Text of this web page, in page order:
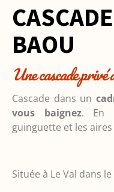
BAOU
Une cascade privé
Cascade dans un
vous baignez. En
guinguette et les aires
Située à Le Val dans